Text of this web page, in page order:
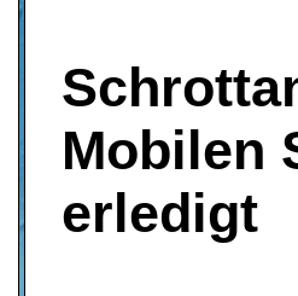
Mobilen
erledigt